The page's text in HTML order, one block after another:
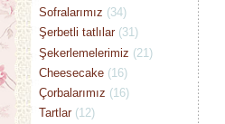
Sofralarımız (34)
Şerbetli tatlılar (31)
Şekerlemelerimiz (21)
Cheesecake (16)
Çorbalarımız (16)
Tartlar (12)